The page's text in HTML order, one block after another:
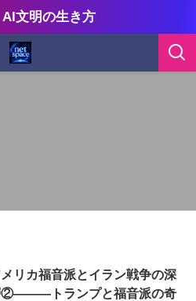
文明の生き方
リカ福音派とイラン戦争の深
②———トランプと福音派の奇